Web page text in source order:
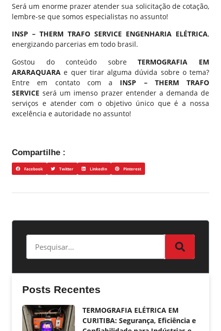
Posts Recentes
TERMOGRAFIA ELÉTRICA EM
CURITIBA: Segurança, Eficiência e
Será um enorme prazer atender sua solicitação de cotação,
lembre-se que somos especialistas no assunto!
INSP – THERM TRAFO SERVICE ENGENHARIA ELÉTRICA,
energizando parcerias em todo brasil.
Gostou do conteúdo sobreTERMOGRAFIA EM
ARARAQUARAe quer tirar alguma dúvida sobre o tema?
Entre em contato com a INSP – THERM TRAFO
SERVICE será um imenso prazer entender a demanda de
serviços e atender com o objetivo único que é a nossa
excelência e autoridade no assunto!
Compartilhe :
Facebook Twitter LinkedIn Pinterest